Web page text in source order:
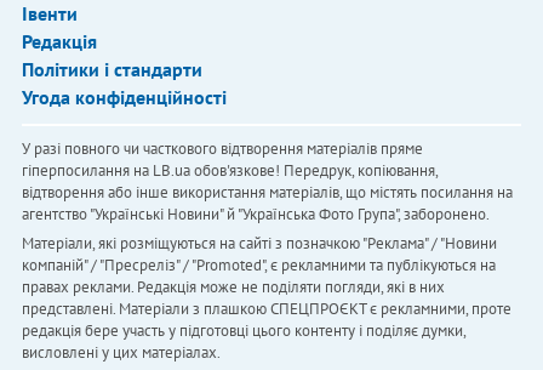
Івенти
Редакція
Політики і стандарти
Угода конфіденційності
У разі повного чи часткового відтворення матеріалів пряме
гіперпосилання на LB.ua обов'язкове! Передрук, копіювання,
відтворення або інше використання матеріалів, що містять посилання на
агентство "Українськi Новини" й "Українська Фото Група", заборонено.
Матеріали, які розміщуються на сайті з позначкою "Реклама" / "Новини
компаній" / "Пресреліз" / "Promoted", є рекламними та публікуються на
правах реклами. Редакція може не поділяти погляди, які в них
представлені. Матеріали з плашкою СПЕЦПРОЄКТ є рекламними, проте
редакція бере участь у підготовці цього контенту і поділяє думки,
висловлені у цих матеріалах.